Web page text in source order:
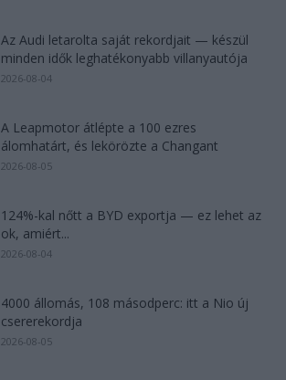
Az Audi letarolta saját rekordjait — készül
minden idők leghatékonyabb villanyautója
2026-08-04
A Leapmotor átlépte a 100 ezres
álomhatárt, és lekörözte a Changant
2026-08-05
124%-kal nőtt a BYD exportja — ez lehet az
ok, amiért...
2026-08-04
4000 állomás, 108 másodperc: itt a Nio új
csererekordja
2026-08-05